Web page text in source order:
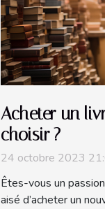
Acheter un
choisir ?
24 octobre 2023
Êtes-vous un
aisé d’acheter un